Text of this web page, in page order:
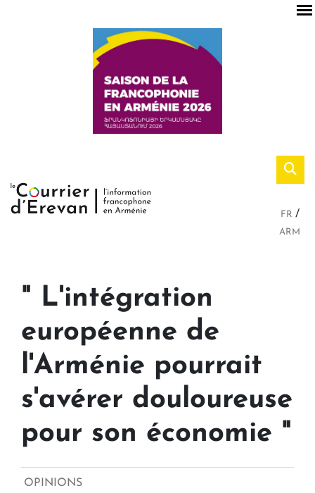
FR
ARM
" L'intégration
européenne de
l'Arménie pourrait
s'avérer douloureuse
pour son économie "
OPINIONS